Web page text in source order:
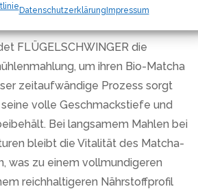
DatenschutzerklärungImpressum
FLÜGELSCHWINGER die
um ihren Bio-Matcha
zeitaufwändige Prozess sorgt
volle Geschmackstiefe und
Bei langsamem Mahlen bei
bleibt die Vitalität des Matcha-
was zu einem vollmundigeren
reichhaltigeren Nährstoffprofil